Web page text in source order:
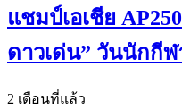
แชมป์เอเชีย
ดาวเด่น” วันนักกีฬ
2 เดือนที่แล้ว